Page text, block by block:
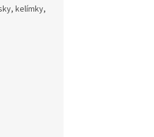
kelímky,